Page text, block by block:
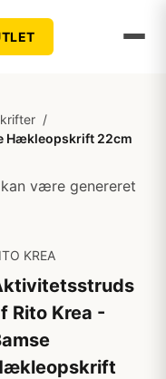
/
Hækleopskrift 22cm
være genereret
KREA
Rito Krea -